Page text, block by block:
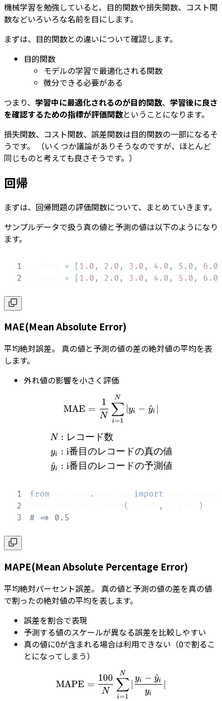
機械学習を勉強していると、目的関数や損失関数、コスト関
数などいろいろな名前を目にします。
まずは、目的関数との違いについて確認します。
目的関数
モデルの学習で最適化される関数
微分できる必要がある
つまり、 学習中に最適化されるのが目的関数、 学習後に良さ
を確認するための指標が評価関数ということになります。
損失関数、コスト関数、誤差関数は目的関数の一部になるそ
うです。 （いくつか議論がありそうなのですが、ほとんど
同じものと考えても良さそうです。）
回帰
まずは、回帰問題の評価関数について、まとめていきます。
サンプルデータで扱う真の値と予測の値は以下のようになり
ます。
1 = [ 1.0 , 2.0 , 3.0 , 4.0 , 5.0 , 6.0
2
= [ 1.0 , 2.0 , 3.0 , 4.0 , 5.0 , 6.0
MAE(Mean Absolute Error)
平均絶対誤差。 真の値と予測の値の差の絶対値の平均を表
します。
外れ値の影響を小さく評価
\textrm{MAE} =
MAE =
N
1
i=1
∑
N
∣yi − y
^i ∣
\begin{align} N & :
N
yi
y
^i
: レコード数
: i番目のレコードの真の値
: i番目のレコードの予測値
1 from .
import
2
( ,
)
3
# => 0.5
MAPE(Mean Absolute Percentage Error)
平均絶対パーセント誤差。 真の値と予測の値の差を真の値
で割ったの絶対値の平均を表します。
誤差を割合で表現
予測する値のスケールが異なる誤差を比較しやすい
真の値に0が含まれる場合は利用できない（0で割るこ
とになってしまう）
\textrm{MAPE} =
MAPE =
N
100
i=1
∑
N
yi
yi − y
^i